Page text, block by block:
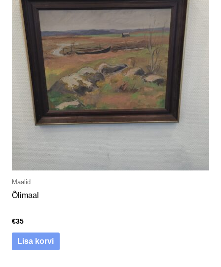
Maalid
Õlimaal
€35
Lisa korvi